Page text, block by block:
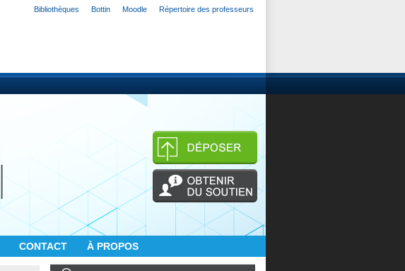
Bibliothèques Bottin Moodle Répertoire des professeurs
CONTACT À PROPOS